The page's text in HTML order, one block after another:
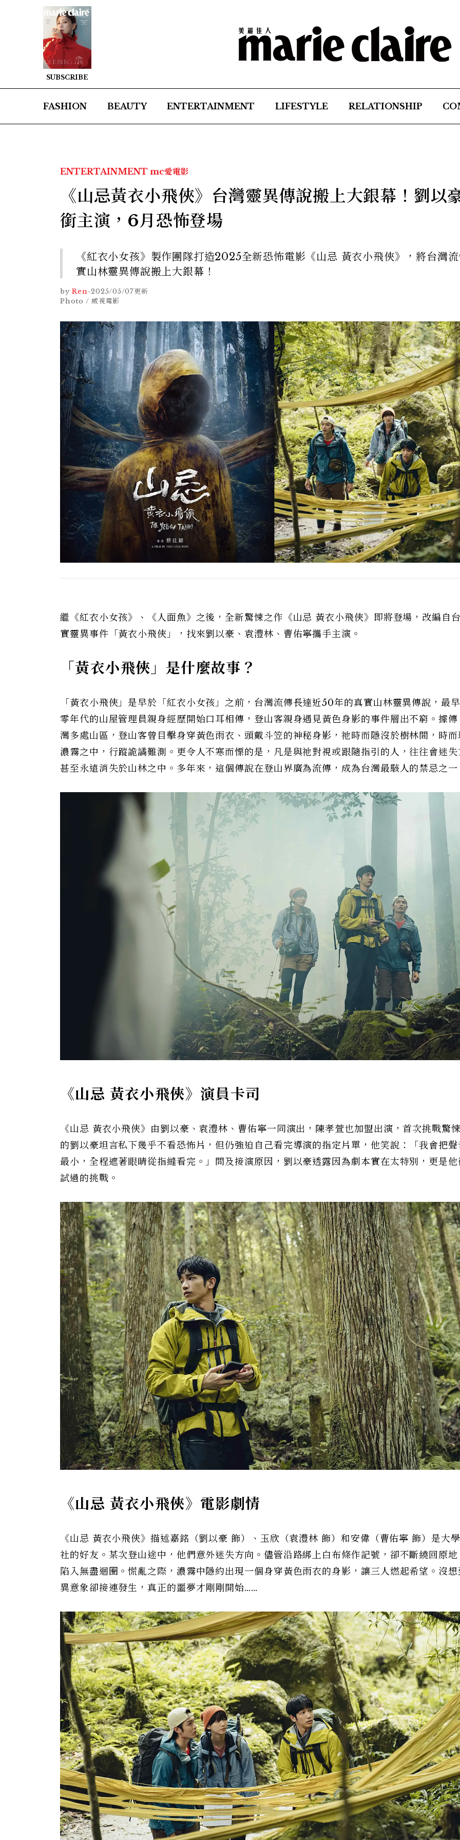
SUBSCRIBE
FASHION BEAUTY ENTERTAINMENT LIFESTYLE RELATIONSHIP
ENTERTAINMENT mc愛電影
《山忌黃衣小飛俠》台灣靈異傳說搬上大銀幕！劉以
銜主演，6月恐怖登場
《紅衣小女孩》製作團隊打造2025全新恐怖電影《山忌 黃衣小飛俠》，將台灣
實山林靈異傳說搬上大銀幕！
by Ren-2025/05/07更新
Photo / 威視電影
繼《紅衣小女孩》、《人面魚》之後，全新驚悚之作《山忌 黃衣小飛俠》即將登場，改編自
實靈異事件「黃衣小飛俠」，找來劉以豪、袁澧林、曹佑寧攜手主演。
「黃衣小飛俠」是什麼故事？
「黃衣小飛俠」是早於「紅衣小女孩」之前，台灣流傳長達近50年的真實山林靈異傳說，最
零年代的山屋管理員親身經歷開始口耳相傳，登山客親身遇見黃色身影的事件層出不窮。據
灣多處山區，登山客曾目擊身穿黃色雨衣、頭戴斗笠的神秘身影，祂時而隱沒於樹林間，時
濃霧之中，行蹤詭譎難測。更令人不寒而慄的是，凡是與祂對視或跟隨指引的人，往往會迷
甚至永遠消失於山林之中。多年來，這個傳說在登山界廣為流傳，成為台灣最駭人的禁忌之一
《山忌 黃衣小飛俠》演員卡司
《山忌 黃衣小飛俠》由劉以豪、袁澧林、曹佑寧一同演出，陳孝萱也加盟出演，首次挑戰驚
的劉以豪坦言私下幾乎不看恐怖片，但仍強迫自己看完導演的指定片單，他笑說：「我會把
最小，全程遮著眼睛從指縫看完。」問及接演原因，劉以豪透露因為劇本實在太特別，更是
試過的挑戰。
《山忌 黃衣小飛俠》電影劇情
《山忌 黃衣小飛俠》描述嘉銘（劉以豪 飾）、玉欣（袁澧林 飾）和安偉（曹佑寧 飾）是大
社的好友。某次登山途中，他們意外迷失方向。儘管沿路綁上白布條作記號，卻不斷繞回原
陷入無盡迴圈。慌亂之際，濃霧中隱約出現一個身穿黃色雨衣的身影，讓三人燃起希望。沒
異意象卻接連發生，真正的噩夢才剛剛開始……